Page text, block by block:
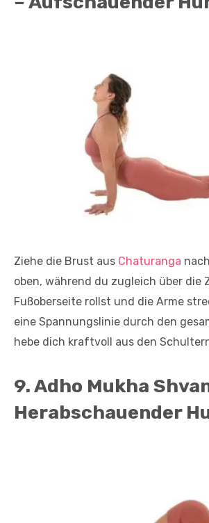
Ziehe die Brust aus Chaturanga
oben, während du zugleich über die
Fußoberseite rollst und die Arme
eine Spannungslinie durch den
hebe dich kraftvoll aus den
9. Adho Mukha
Herabschauender